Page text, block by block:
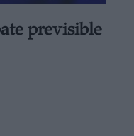
previsible